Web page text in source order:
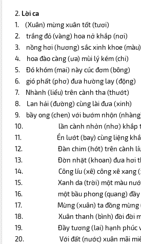
2. Lời ca
1.
(Xuân) mừng xuân tốt (tươi)
2.
trắng đỏ (vàng) hoa nở khắp (nơi)
3.
nồng hơi (hương) sắc xinh khoe (màu)
4.
hoa đào càng (ưa) mùi lý kém (chi)
5.
Đó khóm (mai) này cúc đơm (bông)
6.
gió phất (phơ) đưa hường lay (động)
7.
Nhành (liểu) trên cành tha (thướt)
8.
Lan hải (đường) cùng lài đưa (xinh)
9.
bầy ong (chen) với bướm nhộn
10.
lần cành nhởn (nhơ) khắp
11.
Én lướt (bay) cùng liệng
12.
Đàn chim (hót) trên cành
13.
Đờn nhặt (khoan) đưa hơi
14.
Công líu (xê) công xê xang
15.
Xanh da (trời) một màu
16.
một bầu phong (quang)
17.
Mừng (xuân) ta đồng mừng
18.
Xuân thanh (bình) đời đời
19.
Đầy tương (lai) hạnh phúc
20.
Với đất (nước) xuân mãi